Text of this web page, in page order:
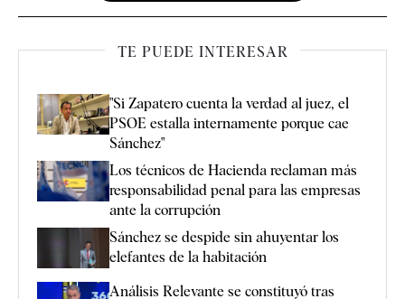
TE PUEDE INTERESAR
"Si Zapatero cuenta la verdad al juez, el
PSOE estalla internamente porque cae
Sánchez"
Los técnicos de Hacienda reclaman más
responsabilidad penal para las empresas
ante la corrupción
Sánchez se despide sin ahuyentar los
elefantes de la habitación
Análisis Relevante se constituyó tras